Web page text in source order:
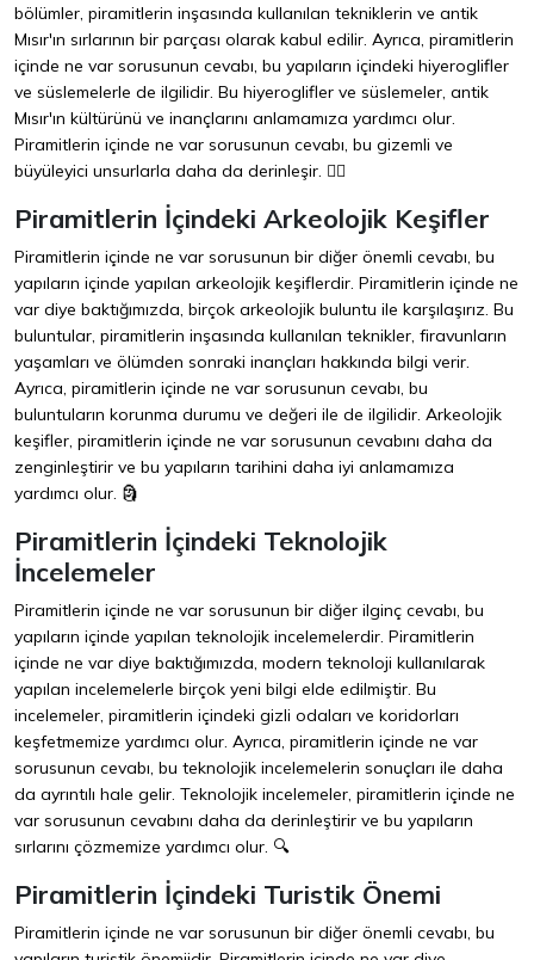
bölümler, piramitlerin inşasında kullanılan tekniklerin ve antik
Mısır'ın sırlarının bir parçası olarak kabul edilir. Ayrıca, piramitlerin
içinde ne var sorusunun cevabı, bu yapıların içindeki hiyeroglifler
ve süslemelerle de ilgilidir. Bu hiyeroglifler ve süslemeler, antik
Mısır'ın kültürünü ve inançlarını anlamamıza yardımcı olur.
Piramitlerin içinde ne var sorusunun cevabı, bu gizemli ve
büyüleyici unsurlarla daha da derinleşir. 🕵️‍♂️
Piramitlerin İçindeki Arkeolojik Keşifler
Piramitlerin içinde ne var sorusunun bir diğer önemli cevabı, bu
yapıların içinde yapılan arkeolojik keşiflerdir. Piramitlerin içinde ne
var diye baktığımızda, birçok arkeolojik buluntu ile karşılaşırız. Bu
buluntular, piramitlerin inşasında kullanılan teknikler, firavunların
yaşamları ve ölümden sonraki inançları hakkında bilgi verir.
Ayrıca, piramitlerin içinde ne var sorusunun cevabı, bu
buluntuların korunma durumu ve değeri ile de ilgilidir. Arkeolojik
keşifler, piramitlerin içinde ne var sorusunun cevabını daha da
zenginleştirir ve bu yapıların tarihini daha iyi anlamamıza
yardımcı olur. 🗿
Piramitlerin İçindeki Teknolojik
İncelemeler
Piramitlerin içinde ne var sorusunun bir diğer ilginç cevabı, bu
yapıların içinde yapılan teknolojik incelemelerdir. Piramitlerin
içinde ne var diye baktığımızda, modern teknoloji kullanılarak
yapılan incelemelerle birçok yeni bilgi elde edilmiştir. Bu
incelemeler, piramitlerin içindeki gizli odaları ve koridorları
keşfetmemize yardımcı olur. Ayrıca, piramitlerin içinde ne var
sorusunun cevabı, bu teknolojik incelemelerin sonuçları ile daha
da ayrıntılı hale gelir. Teknolojik incelemeler, piramitlerin içinde ne
var sorusunun cevabını daha da derinleştirir ve bu yapıların
sırlarını çözmemize yardımcı olur. 🔍
Piramitlerin İçindeki Turistik Önemi
Piramitlerin içinde ne var sorusunun bir diğer önemli cevabı, bu